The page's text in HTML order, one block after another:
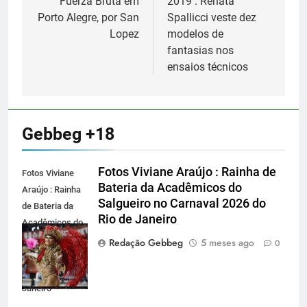
Post
Porto Alegre, por San
Lopez
Spallicci veste dez
modelos de
fantasias nos
ensaios técnicos
Gebbeg +18
Fotos Viviane
Araújo : Rainha
de Bateria da
Acadêmicos do
Salgueiro no
Carnaval 2026
do Rio de
Janeiro
Fotos Viviane Araújo : Rainha de
Bateria da Acadêmicos do
Salgueiro no Carnaval 2026 do
Rio de Janeiro
Redação Gebbeg
5 meses ago 0